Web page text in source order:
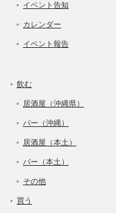
イベント告知
カレンダー
イベント報告
飲む
居酒屋（沖縄県）
バー（沖縄）
居酒屋（本土）
バー（本土）
その他
買う